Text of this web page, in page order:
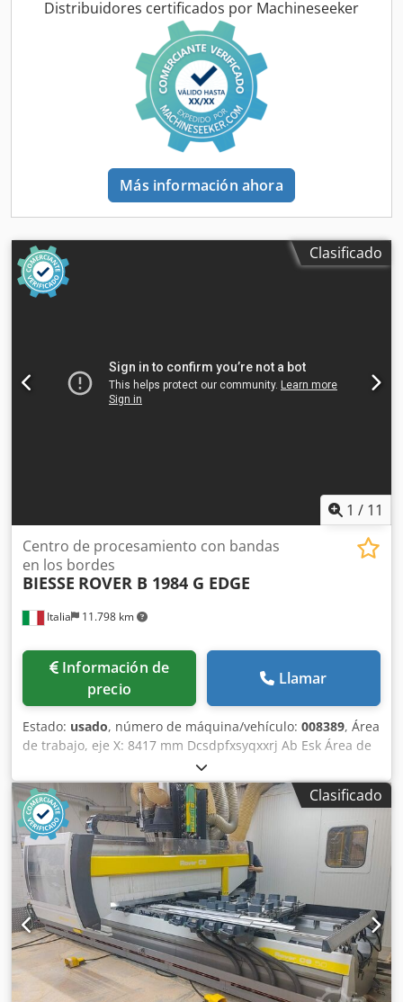
Distribuidores certificados por Machineseeker
Más información ahora
Clasificado
1 / 11
Italia 11.798 km
Centro de procesamiento con bandas
en los bordes
BIESSE ROVER B 1984 G EDGE
Información de
precio
Llamar
Estado: usado, número de máquina/vehículo: 008389, Área
de trabajo, eje X: 8417 mm Dcsdpfxsyqxxrj Ab Esk Área de
trabajo, eje Y: 1930 mm Superficie de trabajo: con soportes
de consola con sistema de vacío Potencia del husillo
principal: 13,2 kW Número de ejes controlados: 4 ejes
Altura máxima del borde: 60 mm Número de husillos de
perforación: 39 Número de posiciones para herramientas:
22
Clasificado